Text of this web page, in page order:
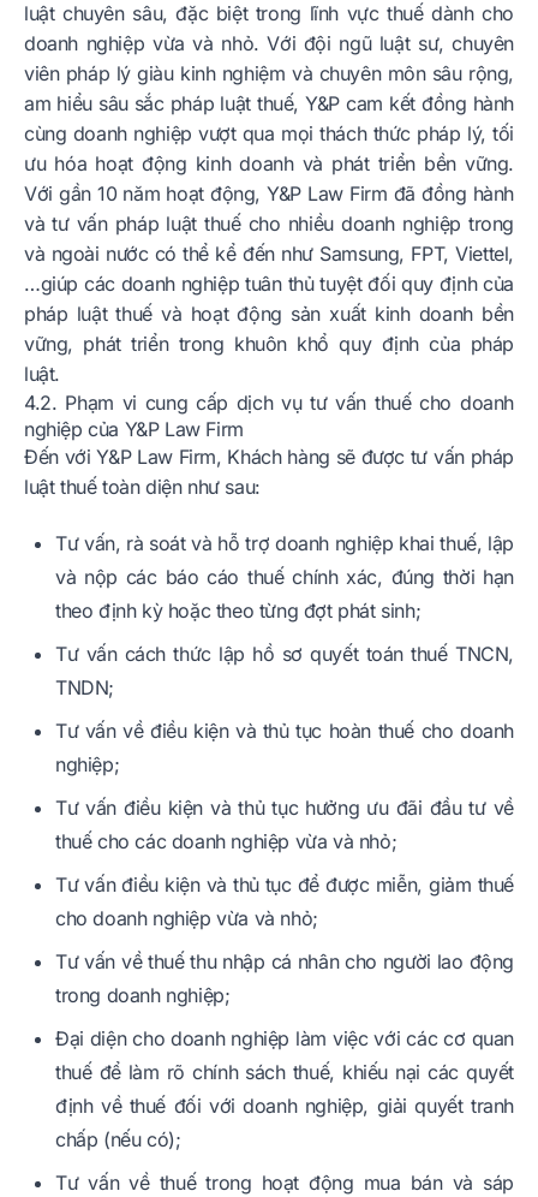
luật chuyên sâu, đặc biệt trong lĩnh vực thuế dành cho
doanh nghiệp vừa và nhỏ. Với đội ngũ luật sư, chuyên
viên pháp lý giàu kinh nghiệm và chuyên môn sâu rộng,
am hiểu sâu sắc pháp luật thuế, Y&P cam kết đồng hành
cùng doanh nghiệp vượt qua mọi thách thức pháp lý, tối
ưu hóa hoạt động kinh doanh và phát triển bền vững.
Với gần 10 năm hoạt động, Y&P Law Firm đã đồng hành
và tư vấn pháp luật thuế cho nhiều doanh nghiệp trong
và ngoài nước có thể kể đến như Samsung, FPT, Viettel,
…giúp các doanh nghiệp tuân thủ tuyệt đối quy định của
pháp luật thuế và hoạt động sản xuất kinh doanh bền
vững, phát triển trong khuôn khổ quy định của pháp
luật.
4.2. Phạm vi cung cấp dịch vụ tư vấn thuế cho doanh
nghiệp của Y&P Law Firm
Đến với Y&P Law Firm, Khách hàng sẽ được tư vấn pháp
luật thuế toàn diện như sau:
Tư vấn, rà soát và hỗ trợ doanh nghiệp khai thuế, lập
và nộp các báo cáo thuế chính xác, đúng thời hạn
theo định kỳ hoặc theo từng đợt phát sinh;
Tư vấn cách thức lập hồ sơ quyết toán thuế TNCN,
TNDN;
Tư vấn về điều kiện và thủ tục hoàn thuế cho doanh
nghiệp;
Tư vấn điều kiện và thủ tục hưởng ưu đãi đầu tư về
thuế cho các doanh nghiệp vừa và nhỏ;
Tư vấn điều kiện và thủ tục để được miễn, giảm thuế
cho doanh nghiệp vừa và nhỏ;
Tư vấn về thuế thu nhập cá nhân cho người lao động
trong doanh nghiệp;
Đại diện cho doanh nghiệp làm việc với các cơ quan
thuế để làm rõ chính sách thuế, khiếu nại các quyết
định về thuế đối với doanh nghiệp, giải quyết tranh
chấp (nếu có);
Tư vấn về thuế trong hoạt động mua bán và sáp